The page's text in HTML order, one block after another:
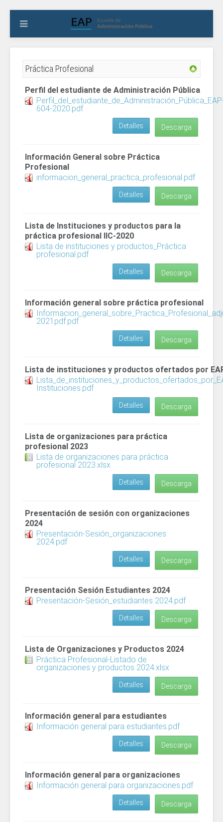
Práctica Profesional
Perfil del estudiante de Administración Pública
604-2020.pdf
Descarga
Detalles
Información General sobre Práctica
Profesional
informacion_general_practica_profesional.pdf
Descarga
Detalles
Lista de Instituciones y productos para la
práctica profesional IIC-2020
Lista de instituciones y productos_Práctica
profesional.pdf
Descarga
Detalles
Información general sobre práctica profesional
2021pdf.pdf
Descarga
Detalles
Lista de instituciones y productos ofertados por
Instituciones.pdf
Descarga
Detalles
Lista de organizaciones para práctica
profesional 2023
Lista de organizaciones para práctica
profesional 2023.xlsx
Descarga
Detalles
Presentación de sesión con organizaciones
2024
Presentación-Sesión_organizaciones
2024.pdf
Descarga
Detalles
Presentación Sesión Estudiantes 2024
Presentación-Sesión_estudiantes 2024.pdf
Descarga
Detalles
Lista de Organizaciones y Productos 2024
Práctica Profesional-Listado de
organizaciones y productos 2024.xlsx
Descarga
Detalles
Información general para estudiantes
Información general para estudiantes.pdf
Descarga
Detalles
Información general para organizaciones
Información general para organizaciones.pdf
Descarga
Detalles